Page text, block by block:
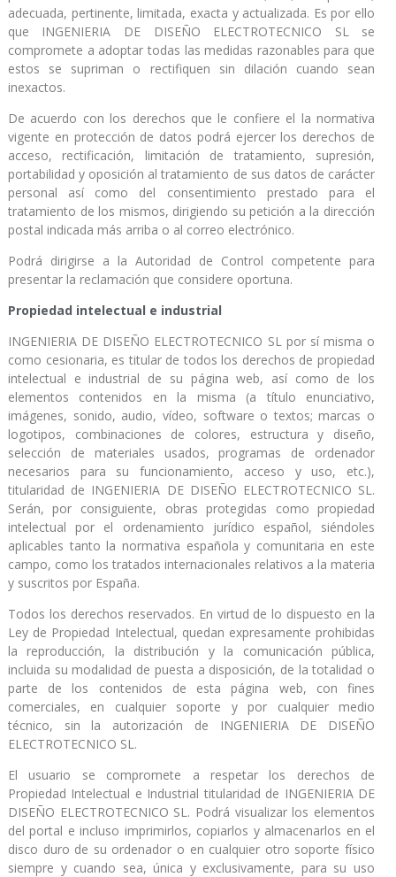
adecuada, pertinente, limitada, exacta y actualizada. Es por ello
que INGENIERIA DE DISEÑO ELECTROTECNICO SL se
compromete a adoptar todas las medidas razonables para que
estos se supriman o rectifiquen sin dilación cuando sean
inexactos.
De acuerdo con los derechos que le confiere el la normativa
vigente en protección de datos podrá ejercer los derechos de
acceso, rectificación, limitación de tratamiento, supresión,
portabilidad y oposición al tratamiento de sus datos de carácter
personal así como del consentimiento prestado para el
tratamiento de los mismos, dirigiendo su petición a la dirección
postal indicada más arriba o al correo electrónico.
Podrá dirigirse a la Autoridad de Control competente para
presentar la reclamación que considere oportuna.
Propiedad intelectual e industrial
INGENIERIA DE DISEÑO ELECTROTECNICO SL por sí misma o
como cesionaria, es titular de todos los derechos de propiedad
intelectual e industrial de su página web, así como de los
elementos contenidos en la misma (a título enunciativo,
imágenes, sonido, audio, vídeo, software o textos; marcas o
logotipos, combinaciones de colores, estructura y diseño,
selección de materiales usados, programas de ordenador
necesarios para su funcionamiento, acceso y uso, etc.),
titularidad de INGENIERIA DE DISEÑO ELECTROTECNICO SL.
Serán, por consiguiente, obras protegidas como propiedad
intelectual por el ordenamiento jurídico español, siéndoles
aplicables tanto la normativa española y comunitaria en este
campo, como los tratados internacionales relativos a la materia
y suscritos por España.
Todos los derechos reservados. En virtud de lo dispuesto en la
Ley de Propiedad Intelectual, quedan expresamente prohibidas
la reproducción, la distribución y la comunicación pública,
incluida su modalidad de puesta a disposición, de la totalidad o
parte de los contenidos de esta página web, con fines
comerciales, en cualquier soporte y por cualquier medio
técnico, sin la autorización de INGENIERIA DE DISEÑO
ELECTROTECNICO SL.
El usuario se compromete a respetar los derechos de
Propiedad Intelectual e Industrial titularidad de INGENIERIA DE
DISEÑO ELECTROTECNICO SL. Podrá visualizar los elementos
del portal e incluso imprimirlos, copiarlos y almacenarlos en el
disco duro de su ordenador o en cualquier otro soporte físico
siempre y cuando sea, única y exclusivamente, para su uso